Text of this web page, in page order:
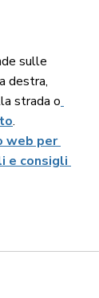
sulle
destra,
strada o
.
web per
e consigli